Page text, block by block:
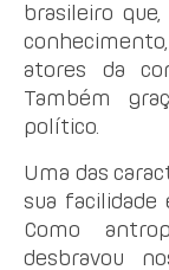
brasileiro
atores da
Também
político.
Uma das
sua facilidade
Como
desbravou